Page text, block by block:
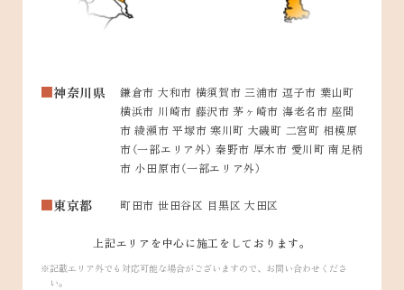
神奈川県
鎌倉市 大和市 横須賀市 三浦市 逗子市 葉山町
横浜市 川崎市 藤沢市 茅ヶ崎市 海老名市 座間
市 綾瀬市 平塚市 寒川町 大磯町 二宮町 相模原
市（一部エリア外） 秦野市 厚木市 愛川町 南足柄
市 小田原市（一部エリア外）
東京都 町田市 世田谷区 目黒区 大田区
上記エリアを中心に施工をしております。
記載エリア外でも対応可能な場合がございますので、お問い合わせくださ
い。